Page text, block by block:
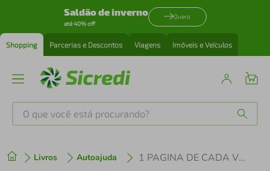
Saldão de inverno
até 40% off
Quero
Shopping Parcerias e Descontos Viagens Imóveis e Veículos
O que você está procurando?
Livros Autoajuda 1 PAGINA DE CADA VEZ - UM DIÁRIO DIFERENTE